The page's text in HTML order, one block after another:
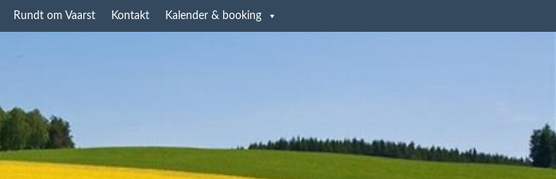
Rundt om Vaarst Kontakt Kalender & booking